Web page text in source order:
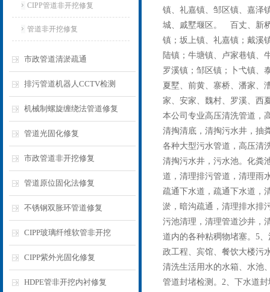
CIPP管道非开挖修复
管道非开挖修复
市政管道清淤疏通
排污管道机器人CCTV检测
机械制螺旋缠绕法管道修复
管道光固化修复
市政管道非开挖修复
管道原位固化法修复
不锈钢双胀环管道修复
CIPP玻璃纤维软管非开挖
CIPP紫外光固化修复
HDPE管非开挖内衬修复
镇、礼嘉镇、邹区镇、嘉泽
城、戚墅堰区。 百丈、新
镇；坂上镇、礼嘉镇；戴溪
陆镇；牛塘镇、卢家巷镇、
罗溪镇；邹区镇；卜弋镇、
夏墅、前黄、寨桥、潘家、
家、安家、魏村、罗溪、西
本公司专业高压清洗管道，
清掏清底，清掏污水井，抽
各种大型污水管道，高压清
清掏污水井，污水池。化粪
道，清理排污管道，清理雨
疏通下水道，疏通下水道，
淤，暗沟疏通，清理排水排
污池清理，清理管道沙井，
道内的各种粘稠物堵塞。5
政工程、宾馆、餐饮大楼污
清洗生活用水的水箱、水池
管道封堵检测。2、下水道